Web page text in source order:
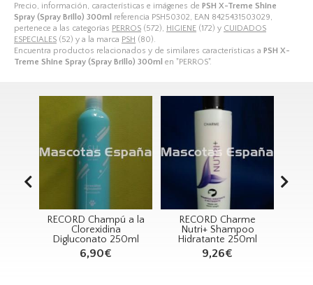
Precio, información, características e imágenes de PSH X-Treme Shine
Spray (Spray Brillo) 300ml
referencia PSH50302, EAN 8425431503029,
pertenece a las categorías PERROS (572), HIGIENE (172) y CUIDADOS
ESPECIALES (52) y a la marca PSH (80).
Encuentra productos relacionados y de similares características a PSH X-
Treme Shine Spray (Spray Brillo) 300ml en "PERROS".
RECORD Charme
Nutri+ Shampoo
Hidratante 250ml
9,26€
RECORD Manta
Refrigerante
90X50cm Azul
14,88€